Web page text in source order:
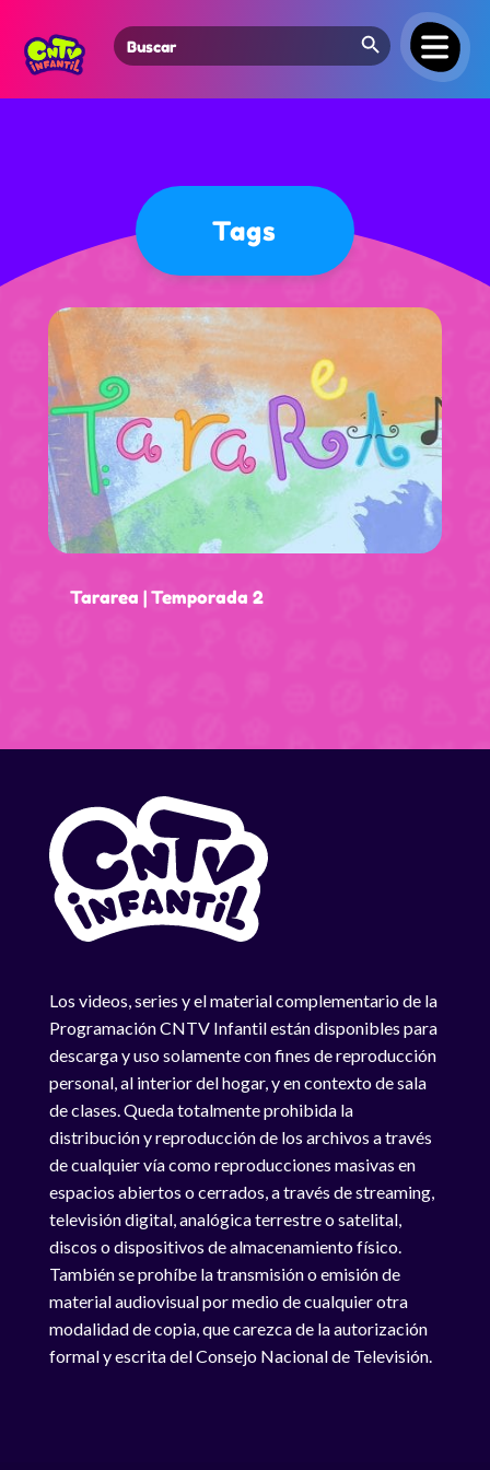
Search
for:
Search Button
Tags
Tararea | Temporada 2
Los videos, series y el material complementario de la
Programación CNTV Infantil están disponibles para
descarga y uso solamente con fines de reproducción
personal, al interior del hogar, y en contexto de sala
de clases. Queda totalmente prohibida la
distribución y reproducción de los archivos a través
de cualquier vía como reproducciones masivas en
espacios abiertos o cerrados, a través de streaming,
televisión digital, analógica terrestre o satelital,
discos o dispositivos de almacenamiento físico.
También se prohíbe la transmisión o emisión de
material audiovisual por medio de cualquier otra
modalidad de copia, que carezca de la autorización
formal y escrita del Consejo Nacional de Televisión.